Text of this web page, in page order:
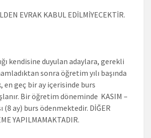
EVRAK KABUL EDİLMİYECEKTİR.
kendisine duyulan adaylara, gerekli
sonra öğretim yılı başında
en geç bir ay içerisinde burs
Bir öğretim döneminde KASIM –
(8 ay) burs ödenmektedir. DİĞER
YAPILMAMAKTADIR.